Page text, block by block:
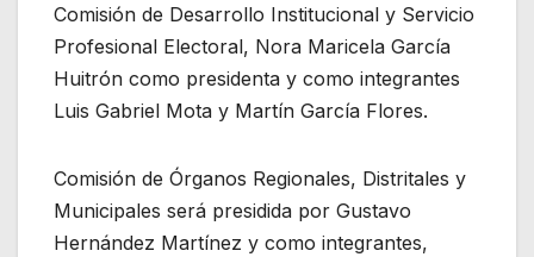
Comisión de Desarrollo Institucional y Servicio
Profesional Electoral, Nora Maricela García
Huitrón como presidenta y como integrantes
Luis Gabriel Mota y Martín García Flores.
Comisión de Órganos Regionales, Distritales y
Municipales será presidida por Gustavo
Hernández Martínez y como integrantes,